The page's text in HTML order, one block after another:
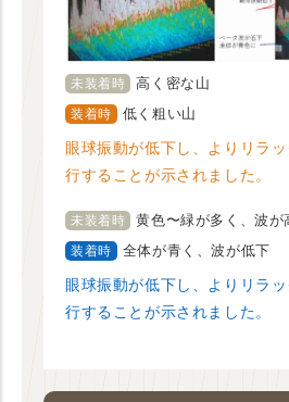
未装着時 高く密な山
装着時 低く粗い山
眼球振動が低下し、よりリラ
行することが示されました。
未装着時 黄色〜緑が多く、波が
装着時 全体が青く、波が低下
眼球振動が低下し、よりリラ
行することが示されました。